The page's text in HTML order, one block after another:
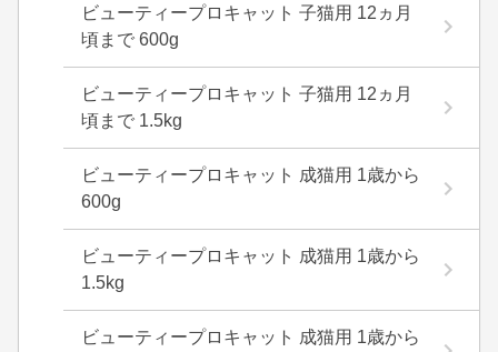
ビューティープロキャット 子猫用 12ヵ月
頃まで 600g
ビューティープロキャット 子猫用 12ヵ月
頃まで 1.5kg
ビューティープロキャット 成猫用 1歳から
600g
ビューティープロキャット 成猫用 1歳から
1.5kg
ビューティープロキャット 成猫用 1歳から